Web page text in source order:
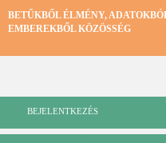
BETŰKBŐL ÉLMÉNY,
EMBEREKBŐL KÖZÖSSÉG
BEJELENTKEZÉS